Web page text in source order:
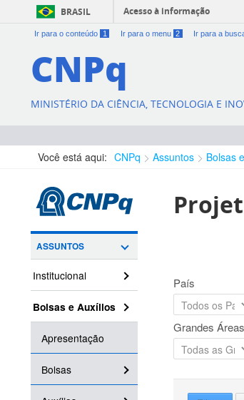
BRASIL Acesso à informação
Ir para o conteúdo 1 Ir para o menu 2 Ir para a
CNPq
MINISTÉRIO DA CIÊNCIA, TECNOLOGIA E
Você está aqui: CNPq Assuntos Bolsas
ASSUNTOS
Institucional
Bolsas e Auxílios
Apresentação
Bolsas
País
Grandes Áreas